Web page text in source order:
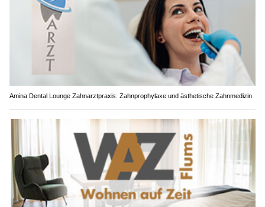
Amina Dental Lounge Zahnarztpraxis: Zahnprophylaxe und ästhetische Zahnmedizin